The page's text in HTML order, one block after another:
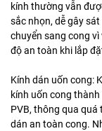
kính thường vẫn
sắc nhọn, dễ gây
chuyển sang cong
độ an toàn khi lắp
Kính dán uốn cong:
kính uốn cong
PVB, thông qua
dán an toàn cong.